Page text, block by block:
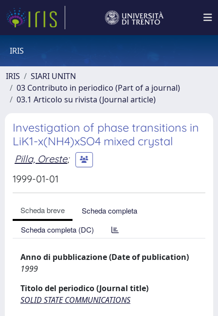
IRIS
IRIS
SIARI UNITN
03 Contributo in periodico (Part of a journal)
03.1 Articolo su rivista (Journal article)
Investigation of phase transitions in
LiK1-x(NH4)xSO4 mixed crystal
Pilla, Oreste;
1999-01-01
Scheda breve
Scheda completa
Scheda completa (DC)
Anno di pubblicazione (Date of publication)
1999
Titolo del periodico (Journal title)
SOLID STATE COMMUNICATIONS